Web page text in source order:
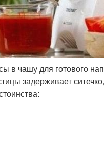
чашу для готового
задерживает